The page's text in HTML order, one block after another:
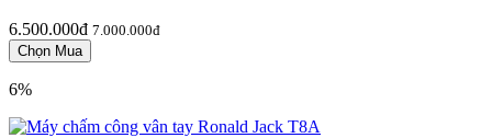
6.500.000đ 7.000.000đ
6%